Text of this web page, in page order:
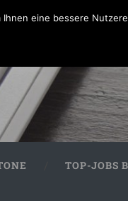
TOP-JOBS
eine bessere